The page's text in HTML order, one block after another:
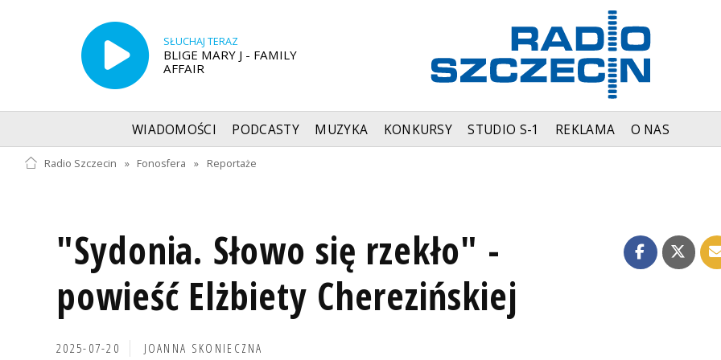
SŁUCHAJ TERAZ
BLIGE MARY J - FAMILY
AFFAIR
WIADOMOŚCI PODCASTY MUZYKA KONKURSY STUDIO S-1 REKLAMA O NAS
Radio Szczecin » Fonosfera » Reportaże
"Sydonia. Słowo się rzekło" -
powieść Elżbiety Cherezińskiej
2025-07-20 JOANNA SKONIECZNA